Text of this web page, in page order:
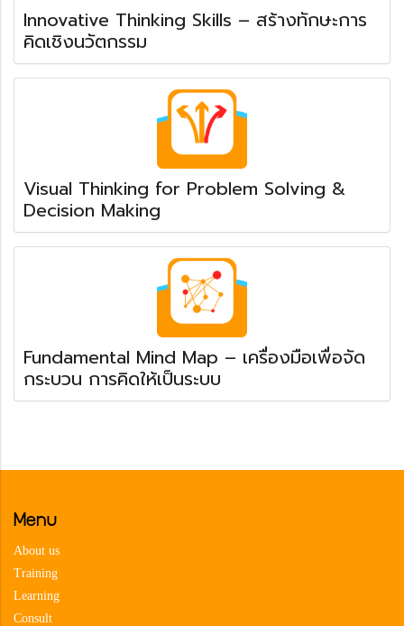
Innovative Thinking Skills – สร้างทักษะการ
คิดเชิงนวัตกรรม
Visual Thinking for Problem Solving &
Decision Making
Fundamental Mind Map – เครื่องมือเพื่อจัด
กระบวน การคิดให้เป็นระบบ
Menu
About us
Training
Learning
Consult